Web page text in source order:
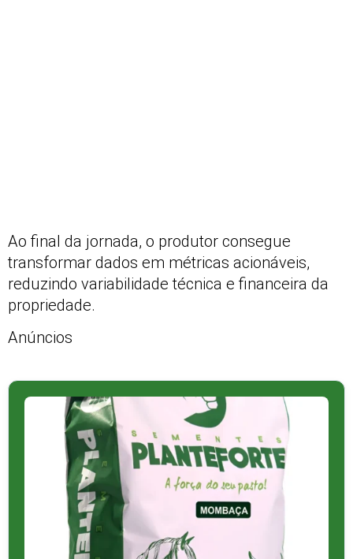
Ao final da jornada, o produtor consegue
transformar dados em métricas acionáveis,
reduzindo variabilidade técnica e financeira da
propriedade.
Anúncios